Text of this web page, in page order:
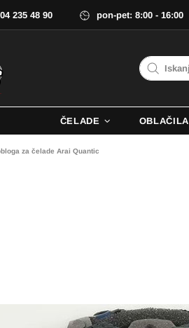
235 48 90 pon-pet: 8:00 - 16:00
ČELADE OBLAČILA
za čelade Arai Quantic